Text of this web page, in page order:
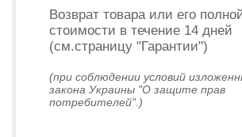
Возврат товара или его
стоимости в течение 14 дней
(см.страницу "Гарантии")
(при соблюдении условий
закона Украины "О защите прав
потребителей".)